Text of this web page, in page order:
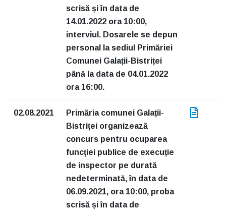
scrisă și în data de
14.01.2022 ora 10:00,
interviul. Dosarele se depun
personal la sediul Primăriei
Comunei Galații-Bistriței
până la data de 04.01.2022
ora 16:00.
02.08.2021
Primăria comunei Galații-
Bistriței organizează
concurs pentru ocuparea
funcției publice de execuție
de inspector pe durată
nedeterminată, în data de
06.09.2021, ora 10:00, proba
scrisă și în data de